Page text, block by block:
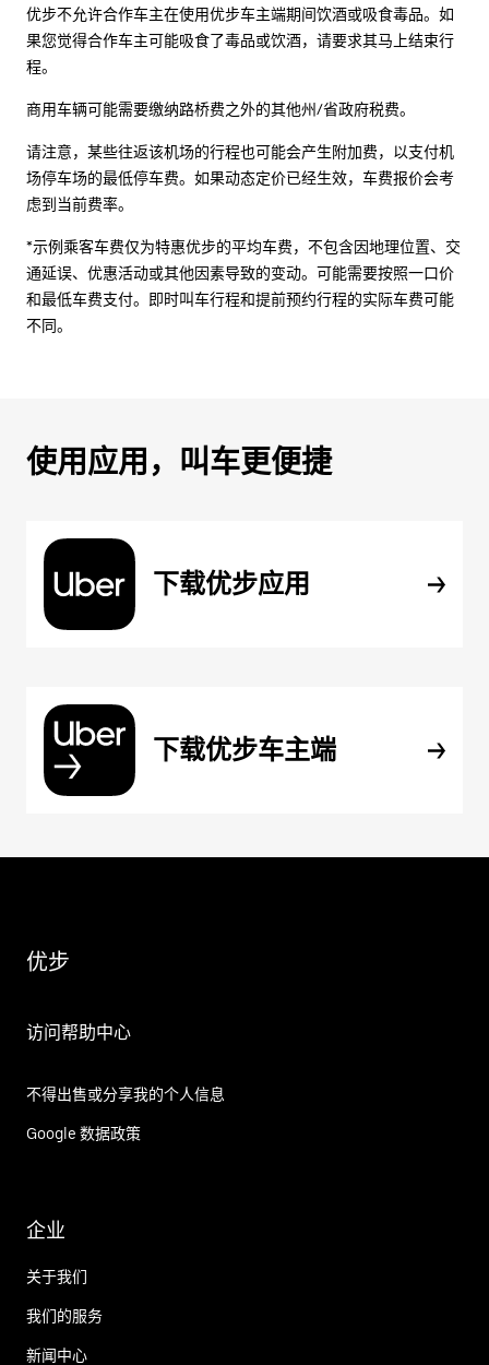
优步不允许合作车主在使用优步车主端期间饮酒或吸食毒品。如
果您觉得合作车主可能吸食了毒品或饮酒，请要求其马上结束行
程。
商用车辆可能需要缴纳路桥费之外的其他州/省政府税费。
请注意，某些往返该机场的行程也可能会产生附加费，以支付机
场停车场的最低停车费。如果动态定价已经生效，车费报价会考
虑到当前费率。
*示例乘客车费仅为特惠优步的平均车费，不包含因地理位置、交
通延误、优惠活动或其他因素导致的变动。可能需要按照一口价
和最低车费支付。即时叫车行程和提前预约行程的实际车费可能
不同。
使用应用，叫车更便捷
下载优步应用
下载优步车主端
优步
访问帮助中心
不得出售或分享我的个人信息
Google 数据政策
企业
关于我们
我们的服务
新闻中心